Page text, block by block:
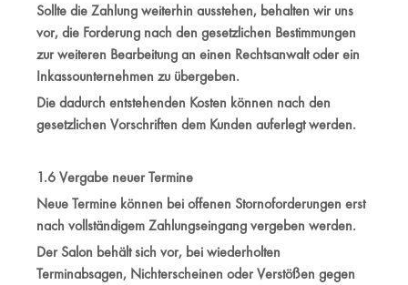
Sollte die Zahlung weiterhin ausstehen, behalten wir uns
vor, die Forderung nach den gesetzlichen Bestimmungen
zur weiteren Bearbeitung an einen Rechtsanwalt oder ein
Inkassounternehmen zu übergeben.
Die dadurch entstehenden Kosten können nach den
gesetzlichen Vorschriften dem Kunden auferlegt werden.
1.6 Vergabe neuer Termine
Neue Termine können bei offenen Stornoforderungen erst
nach vollständigem Zahlungseingang vergeben werden.
Der Salon behält sich vor, bei wiederholten
Terminabsagen, Nichterscheinen oder Verstößen gegen